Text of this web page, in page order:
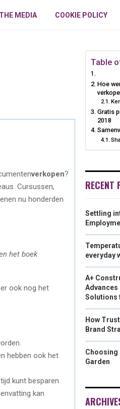
MEDIA COOKIE POLICY
verkopen?
Cursussen,
nu honderden
het boek
ook nog het
hebben ook het
kunt besparen
kan
Table
Hoe
Gratis
2018
RECENT
Settling
everyday
A+
Solutions
How
Brand
Choosing
Garden